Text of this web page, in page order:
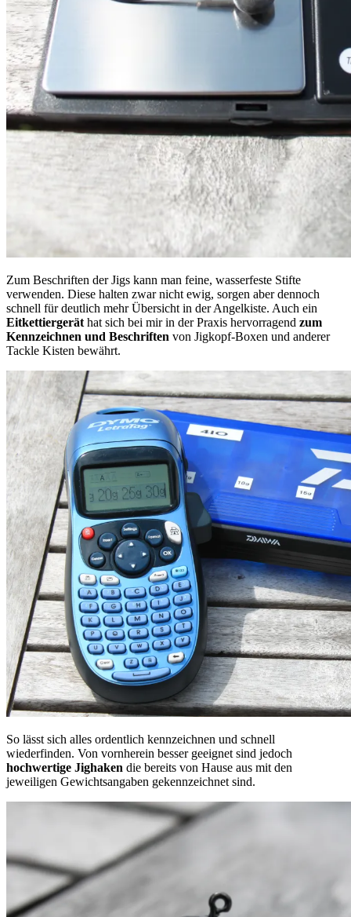
Zum Beschriften der Jigs kann man feine, wasserfeste Stifte
verwenden. Diese halten zwar nicht ewig, sorgen aber dennoch
schnell für deutlich mehr Übersicht in der Angelkiste. Auch ein
Eitkettiergerät hat sich bei mir in der Praxis hervorragend zum
Kennzeichnen und Beschriften von Jigkopf-Boxen und anderer
Tackle Kisten bewährt.
So lässt sich alles ordentlich kennzeichnen und schnell
wiederfinden. Von vornherein besser geeignet sind jedoch
hochwertige Jighaken die bereits von Hause aus mit den
jeweiligen Gewichtsangaben gekennzeichnet sind.